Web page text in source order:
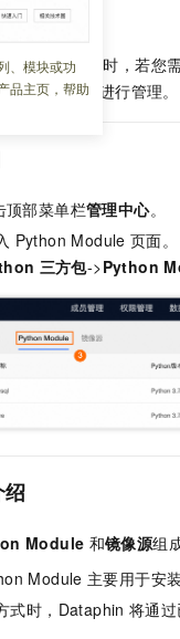
、模块或功
品主页，帮助
计算任务开发时，若您
三方包并进行管理。
顶部菜单栏管理中心。
Python Module 页面。
三方包->Python
Module 和镜像源组
Module 主要用于安装
式时，Dataphin 将通
Kimi-K3 NEW
Kimi 最新旗舰模型
GLM-5.2
AI 应用构建
大模型服务平台
丰富多元化的应
一站式AI开发、训
Qoder CN
自主进化，持久记
Claude Code +
代金券
体验
Qwen3.8-Max 首
千问办公，限时
Night Plan 支持
夜间 5 折，Qwen/
短信
OCR 文字识别
发票查验
企业应用
CRM
OA 办公系统
服务实践
云上的中国
看见新力量
金融模力时刻